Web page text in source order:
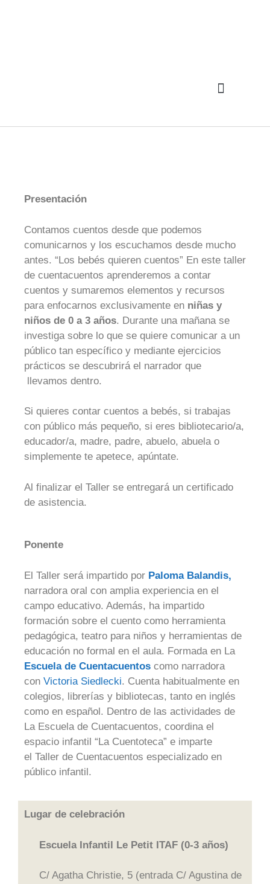
Presentación
Contamos cuentos desde que podemos
comunicarnos y los escuchamos desde mucho
antes. “Los bebés quieren cuentos” En este taller
de cuentacuentos aprenderemos a contar
cuentos y sumaremos elementos y recursos
para enfocarnos exclusivamente en niñas y
niños de 0 a 3 años. Durante una mañana se
investiga sobre lo que se quiere comunicar a un
público tan específico y mediante ejercicios
prácticos se descubrirá el narrador que
llevamos dentro.
Si quieres contar cuentos a bebés, si trabajas
con público más pequeño, si eres bibliotecario/a,
educador/a, madre, padre, abuelo, abuela o
simplemente te apetece, apúntate.
Al finalizar el Taller se entregará un certificado
de asistencia.
Ponente
El Taller será impartido por Paloma Balandis,
narradora oral con amplia experiencia en el
campo educativo. Además, ha impartido
formación sobre el cuento como herramienta
pedagógica, teatro para niños y herramientas de
educación no formal en el aula. Formada en La
Escuela de Cuentacuentos como narradora
con Victoria Siedlecki. Cuenta habitualmente en
colegios, librerías y bibliotecas, tanto en inglés
como en español. Dentro de las actividades de
La Escuela de Cuentacuentos, coordina el
espacio infantil “La Cuentoteca” e imparte
el Taller de Cuentacuentos especializado en
público infantil.
Lugar de celebración
Escuela Infantil Le Petit ITAF (0-3 años)
C/ Agatha Christie, 5 (entrada C/ Agustina de